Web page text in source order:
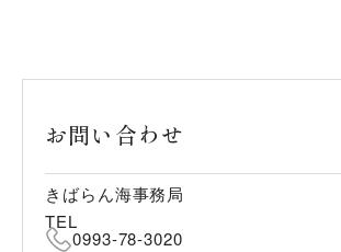
お問い合わせ
きばらん海事務局
TEL
0993-78-3020